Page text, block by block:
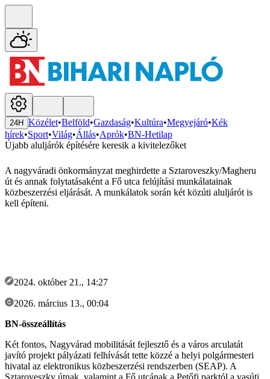
24H Közélet•Belföld•Gazdaság•Kultúra•Megyejáró•Kék
hírek•Sport•Világ•Állás•Aprók•BN-Hetilap
Újabb aluljárók építésére keresik a kivitelezőket
A nagyváradi önkormányzat meghirdette a Sztaroveszky/Magheru
út és annak folytatásaként a Fő utca felújítási munkálatainak
közbeszerzési eljárását. A munkálatok során két közúti aluljárót is
kell építeni.
2024. október 21., 14:27
2026. március 13., 00:04
BN-összeállítás
Két fontos, Nagyvárad mobilitását fejlesztő és a város arculatát
javító projekt pályázati felhívását tette közzé a helyi polgármesteri
hivatal az elektronikus közbeszerzési rendszerben (SEAP). A